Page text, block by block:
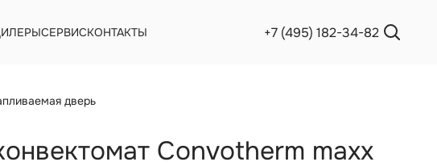
СЕРВИСКОНТАКТЫ +7 (495) 182-34-82
дверь
Convotherm maxx